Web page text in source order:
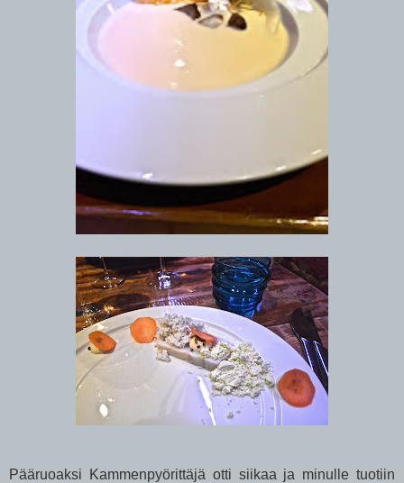
Pääruoaksi Kammenpyörittäjä otti siikaa ja minulle tuotiin